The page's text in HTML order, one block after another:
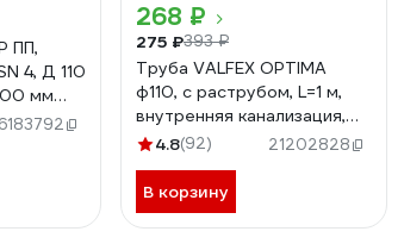
ПП,
4, Д 110
мм
268 ₽
275 ₽393 ₽
Труба VALFEX OPTIMA
ф110, с раструбом, L=1 м,
внутренняя канализация,
толщина стенки 2.2
4.8(92) 21202828
В корзину